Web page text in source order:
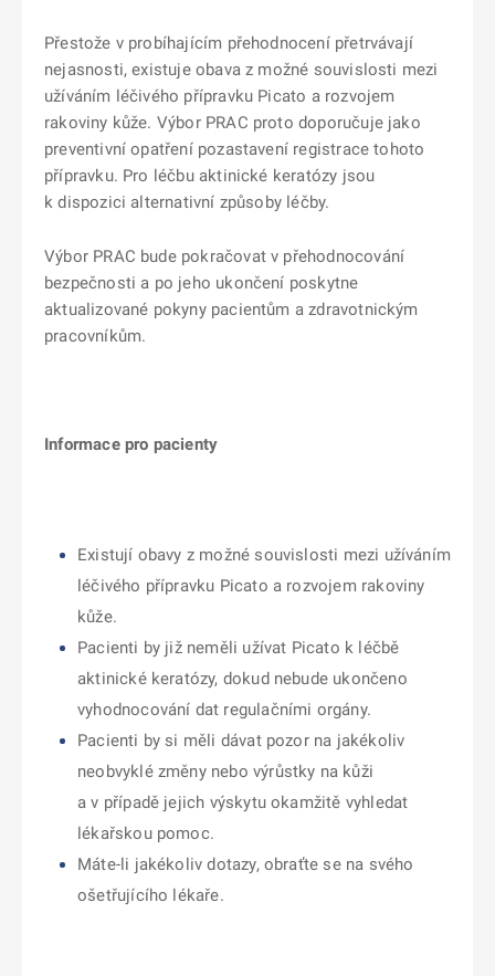
Přestože v probíhajícím přehodnocení přetrvávají
nejasnosti, existuje obava z možné souvislosti mezi
užíváním léčivého přípravku Picato a rozvojem
rakoviny kůže. Výbor PRAC proto doporučuje jako
preventivní opatření pozastavení registrace tohoto
přípravku. Pro léčbu aktinické keratózy jsou
k dispozici alternativní způsoby léčby.
Výbor PRAC bude pokračovat v přehodnocování
bezpečnosti a po jeho ukončení poskytne
aktualizované pokyny pacientům a zdravotnickým
pracovníkům.
Informace pro pacienty
Existují obavy z možné souvislosti mezi užíváním
léčivého přípravku Picato a rozvojem rakoviny
kůže.
Pacienti by již neměli užívat Picato k léčbě
aktinické keratózy, dokud nebude ukončeno
vyhodnocování dat regulačními orgány.
Pacienti by si měli dávat pozor na jakékoliv
neobvyklé změny nebo výrůstky na kůži
a v případě jejich výskytu okamžitě vyhledat
lékařskou pomoc.
Máte-li jakékoliv dotazy, obraťte se na svého
ošetřujícího lékaře.